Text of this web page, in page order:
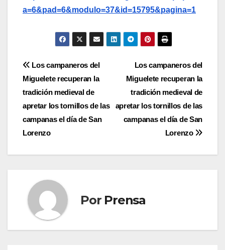
a=6&pad=6&modulo=37&id=15795&pagina=1
Navegación
de
entradas
Los campaneros del
Miguelete recuperan la
tradición medieval de
apretar los tornillos de las
campanas el día de San
Lorenzo
Los campaneros del
Miguelete recuperan la
tradición medieval de
apretar los tornillos de las
campanas el día de San
Lorenzo
Por Prensa